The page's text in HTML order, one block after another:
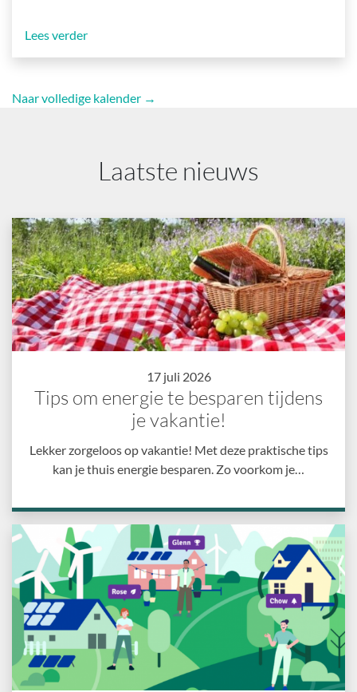
Lees verder
Naar volledige kalender →
Laatste nieuws
17 juli 2026
Tips om energie te besparen tijdens
je vakantie!
Lekker zorgeloos op vakantie! Met deze praktische tips
kan je thuis energie besparen. Zo voorkom je…